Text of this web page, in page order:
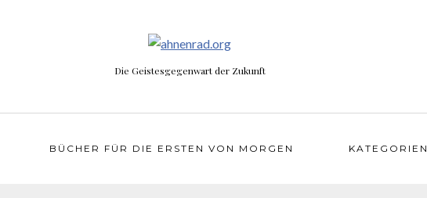
Die Geistesgegenwart der Zukunft
BÜCHER FÜR DIE ERSTEN VON MORGEN KATEGORIEN